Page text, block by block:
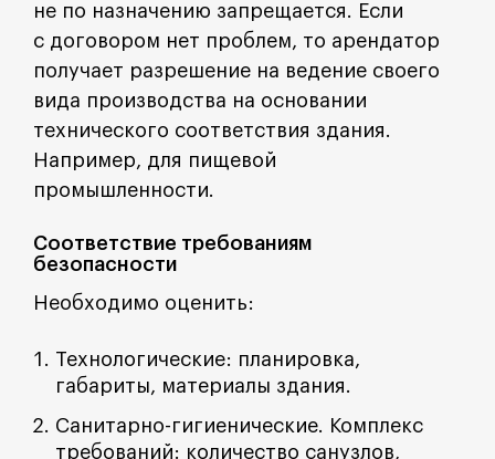
не по назначению запрещается. Если
с договором нет проблем, то арендатор
получает разрешение на ведение своего
вида производства на основании
технического соответствия здания.
Например, для пищевой
промышленности.
Соответствие требованиям
безопасности
Необходимо оценить:
Технологические: планировка,
габариты, материалы здания.
Санитарно-гигиенические. Комплекс
требований: количество санузлов,